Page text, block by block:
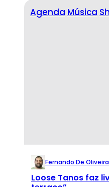
Agenda Música
Fernando De
Loose Tanos faz